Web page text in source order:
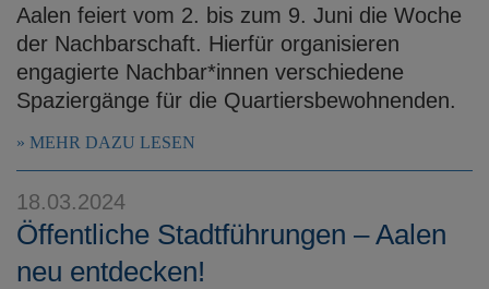
Aalen feiert vom 2. bis zum 9. Juni die Woche
der Nachbarschaft. Hierfür organisieren
engagierte Nachbar*innen verschiedene
Spaziergänge für die Quartiersbewohnenden.
MEHR DAZU LESEN
18.03.2024
Öffentliche Stadtführungen – Aalen
neu entdecken!